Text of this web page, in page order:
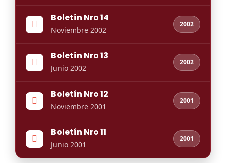
Boletín Nro 14
Noviembre 2002
2002
Boletín Nro 13
Junio 2002
2002
Boletín Nro 12
Noviembre 2001
2001
Boletín Nro 11
Junio 2001
2001